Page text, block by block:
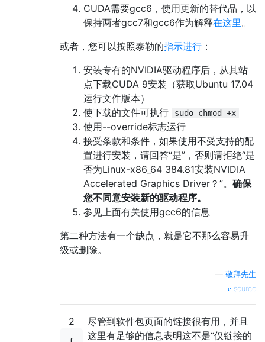
CUDA需要gcc6，使用更新的替代品，以
保持两者gcc7和gcc6作为解释在这里 。
或者，您可以按照泰勒的指示进行 ：
安装专有的NVIDIA驱动程序后，从其站
点下载CUDA 9安装（获取Ubuntu 17.04
运行文件版本）
使下载的文件可执行
sudo chmod +x
使用--override标志运行
接受条款和条件，如果使用不受支持的配
置进行安装，请回答“是”，否则请拒绝“是
否为Linux-x86_64 384.81安装NVIDIA
Accelerated Graphics Driver？”。 确保
您不同意安装新的驱动程序。
参见上面有关使用gcc6的信息
第二种方法有一个缺点，就是它不那么容易升
级或删除。
敬拜先生
source
2
尽管到软件包页面的链接很有用，并且
这里有足够的信息表明这不是“仅链接的